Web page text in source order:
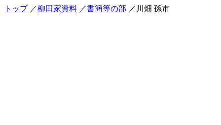
トップ ／柳田家資料 ／書簡等の部 ／川畑 孫市